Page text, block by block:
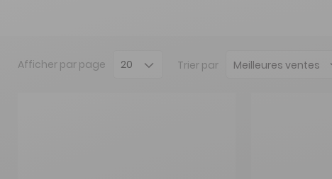
Afficher par page Trier par